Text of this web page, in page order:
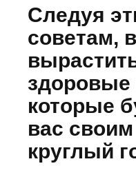
Следуя
советам,
которые
вас
круглый